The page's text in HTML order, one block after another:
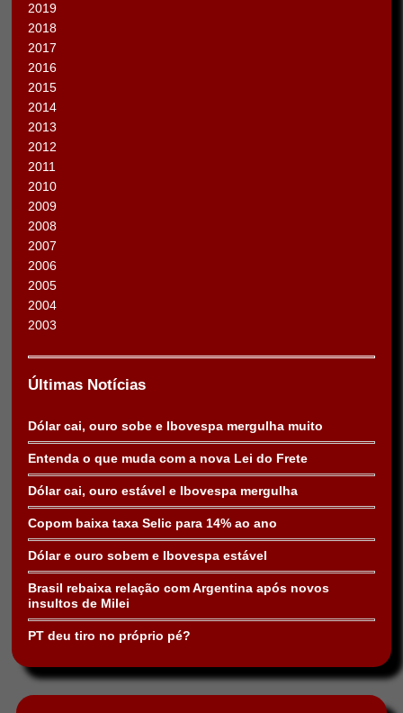
2019
2018
2017
2016
2015
2014
2013
2012
2011
2010
2009
2008
2007
2006
2005
2004
2003
Últimas Notícias
Dólar cai, ouro sobe e Ibovespa mergulha muito
Entenda o que muda com a nova Lei do Frete
Dólar cai, ouro estável e Ibovespa mergulha
Copom baixa taxa Selic para 14% ao ano
Dólar e ouro sobem e Ibovespa estável
Brasil rebaixa relação com Argentina após novos
insultos de Milei
PT deu tiro no próprio pé?